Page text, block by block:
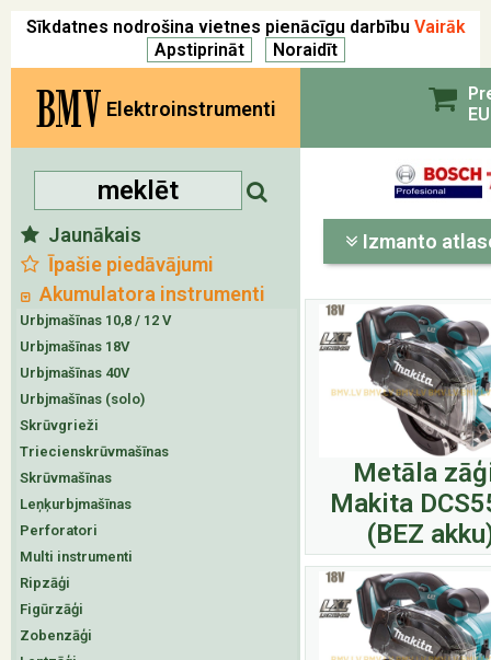
Sīkdatnes nodrošina vietnes pienācīgu darbību Vairāk
BMV Elektroinstrumenti
Jaunākais
Īpašie piedāvājumi
Akumulatora instrumenti
Urbjmašīnas 10,8 / 12 V
Urbjmašīnas 18V
Urbjmašīnas 40V
Urbjmašīnas (solo)
Skrūvgrieži
Triecienskrūvmašīnas
Skrūvmašīnas
Leņķurbjmašīnas
Perforatori
Multi instrumenti
Ripzāģi
Figūrzāģi
Zobenzāģi
Izmanto
Metāla
Makita
(BEZ